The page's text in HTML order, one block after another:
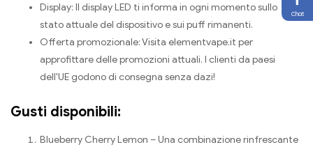
Display: Il display LED ti informa in ogni momento sullo
stato attuale del dispositivo e sui puff rimanenti.
Offerta promozionale: Visita elementvape.it per
approfittare delle promozioni attuali. I clienti da paesi
dell'UE godono di consegna senza dazi!
Gusti disponibili:
Blueberry Cherry Lemon – Una combinazione rinfrescante
Chat